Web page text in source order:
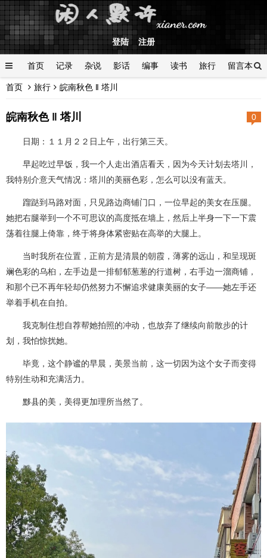
登陆 注册
首页 记录 杂说 影话 编事 读书 旅行 留言本
登陆
首页 旅行 皖南秋色 ‖ 塔川
0
皖南秋色 ‖ 塔川
日期：１１月２２日上午，出行第三天。
早起吃过早饭，我一个人走出酒店看天，因为今天计划去塔川，
我特别介意天气情况：塔川的美丽色彩，怎么可以没有蓝天。
蹓跶到马路对面，只见路边商铺门口，一位早起的美女在压腿。
她把右腿举到一个不可思议的高度抵在墙上，然后上半身一下一下震
荡着往腿上倚靠，终于将身体紧密贴在高举的大腿上。
当时我所在位置，正前方是清晨的朝霞，薄雾的远山，和呈现斑
斓色彩的乌桕，左手边是一排郁郁葱葱的行道树，右手边一溜商铺，
和那个已不再年轻却仍然努力不懈追求健康美丽的女子——她左手还
举着手机在自拍。
我克制住想自荐帮她拍照的冲动，也放弃了继续向前散步的计
划，我怕惊扰她。
毕竟，这个静谧的早晨，美景当前，这一切因为这个女子而变得
特别生动和充满活力。
黟县的美，美得更加理所当然了。